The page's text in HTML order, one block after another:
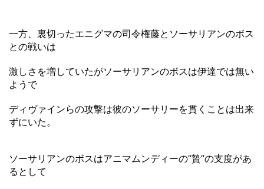
一方、裏切ったエニグマの司令権藤とソーサリアンのボス
との戦いは
激しさを増していたがソーサリアンのボスは伊達では無い
ようで
ディヴァインらの攻撃は彼のソーサリーを貫くことは出来
ずにいた。
ソーサリアンのボスはアニマムンディーの”贄”の支度があ
るとして